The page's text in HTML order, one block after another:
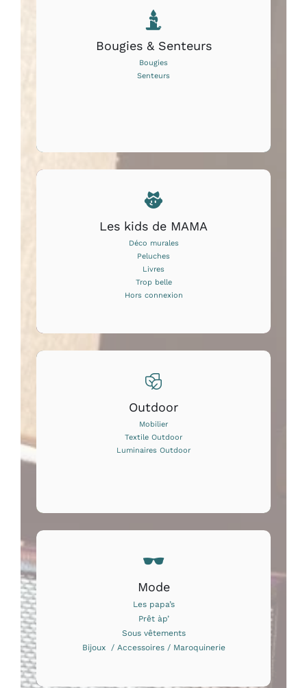
Bougies & Senteurs
Bougies
Senteurs
Les kids de MAMA
Déco murales
Peluches
Livres
Trop belle
Hors connexion
Outdoor
Mobilier
Textile Outdoor
Luminaires Outdoor
Mode
Les papa’s
Prêt àp’
Sous vêtements
Bijoux / Accessoires / Maroquinerie